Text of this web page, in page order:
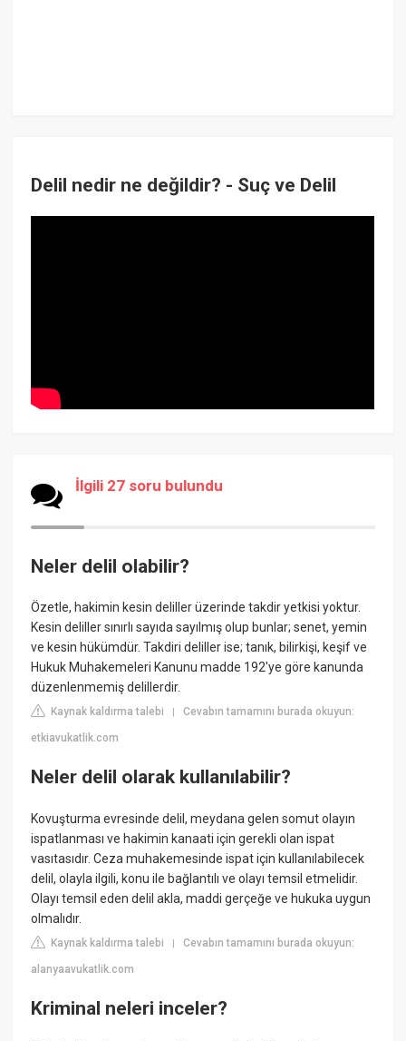
Delil nedir ne değildir? - Suç ve Delil
İlgili 27 soru bulundu
Neler delil olabilir?
Özetle, hakimin kesin deliller üzerinde takdir yetkisi yoktur.
Kesin deliller sınırlı sayıda sayılmış olup bunlar; senet, yemin
ve kesin hükümdür. Takdiri deliller ise; tanık, bilirkişi, keşif ve
Hukuk Muhakemeleri Kanunu madde 192'ye göre kanunda
düzenlenmemiş delillerdir.
Kaynak kaldırma talebi |Cevabın tamamını burada okuyun:
etkiavukatlik.com
Neler delil olarak kullanılabilir?
Kovuşturma evresinde delil, meydana gelen somut olayın
ispatlanması ve hakimin kanaati için gerekli olan ispat
vasıtasıdır. Ceza muhakemesinde ispat için kullanılabilecek
delil, olayla ilgili, konu ile bağlantılı ve olayı temsil etmelidir.
Olayı temsil eden delil akla, maddi gerçeğe ve hukuka uygun
olmalıdır.
Kaynak kaldırma talebi |Cevabın tamamını burada okuyun:
alanyaavukatlik.com
Kriminal neleri inceler?